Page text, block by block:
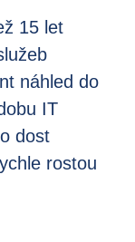
15 let
náhled do
IT
dost
rostou